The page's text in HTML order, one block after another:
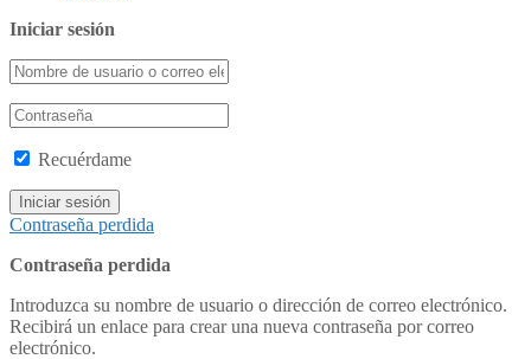
Iniciar sesión
Recuérdame
Contraseña perdida
Contraseña perdida
Introduzca su nombre de usuario o dirección de correo electrónico.
Recibirá un enlace para crear una nueva contraseña por correo
electrónico.